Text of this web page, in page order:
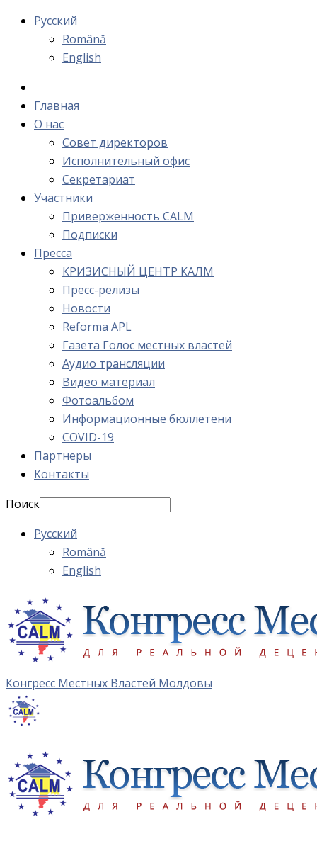
Русский
Română
English
Главная
О нас
Cовет директоров
Исполнительный офис
Cекретариат
Участники
Приверженность CALM
Подписки
Пресса
КРИЗИСНЫЙ ЦЕНТР КАЛМ
Пресс-релизы
Новости
Reforma APL
Газета Голос местных властей
Аудио трансляции
Видео материал
Фотоальбом
Информационные бюллетени
COVID-19
Партнеры
Контакты
Поиск
Русский
Română
English
Конгресс Местных Властей Молдовы